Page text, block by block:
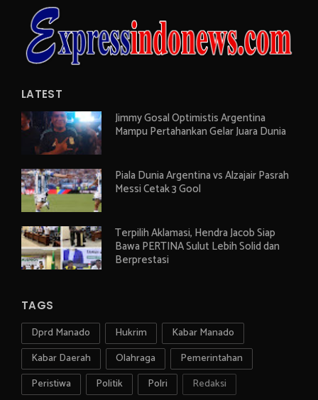
LATEST
Jimmy Gosal Optimistis Argentina
Mampu Pertahankan Gelar Juara Dunia
Piala Dunia Argentina vs Alzajair Pasrah
Messi Cetak 3 Gool
Terpilih Aklamasi, Hendra Jacob Siap
Bawa PERTINA Sulut Lebih Solid dan
Berprestasi
TAGS
Dprd Manado Hukrim
Kabar Manado
Kabar Daerah
Olahraga
Pemerintahan
Peristiwa
Politik Polri Redaksi